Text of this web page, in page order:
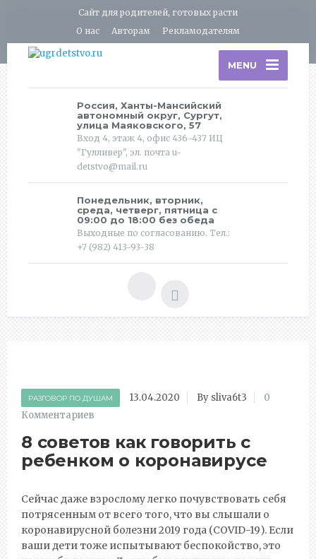
Сайт для родителей, готовых расти
О нас
Авторам Рекламодателям
MENU
Россия, Ханты-Мансийский
автономный округ, Сургут,
улица Маяковского, 57
Вход 4, этаж 4, офис 436-437 ИЦ
"Гулливер", эл. почта u-
detstvo@mail.ru
Понедельник, вторник,
среда, четверг, пятница с
09:00 до 18:00 без обеда
Выходные по согласованию. Тел.:
+7 (982) 413-93-38
РАЗГОВОР ПО ДУШАМ 13.04.2020 By sliva6t3
0
Комментариев
8 советов как говорить с
ребенком о коронавирусе
Сейчас даже взрослому легко почувствовать себя
потрясенным от всего того, что вы слышали о
коронавирусной болезни 2019 года (COVID-19). Если
ваши дети тоже испытывают беспокойство, это